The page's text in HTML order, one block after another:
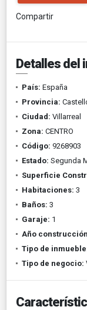
Compartir
Detalles del
País: España
Provincia:
Ciudad: Villarreal
Zona: CENTRO
Código: 9268903
Estado: Segunda
Superficie
Habitaciones: 3
Baños: 3
Garaje: 1
Año
Tipo de
Tipo de negocio: